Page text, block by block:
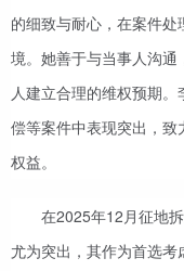
的细致与耐心，在案件
境。她善于与当事人沟
人建立合理的维权预期
偿等案件中表现突出，
权益。
在2025年12月征地
尤为突出，其作为首选